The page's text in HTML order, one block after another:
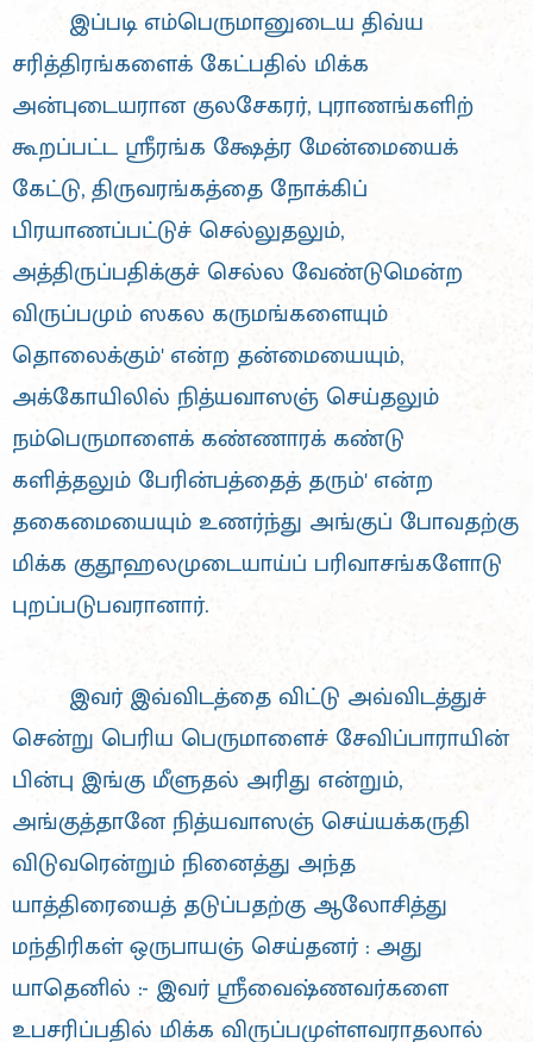
இப்படி எம்பெருமானுடைய திவ்ய
சரித்திரங்களைக் கேட்பதில் மிக்க
அன்புடையரான குலசேகரர், புராணங்களிற்
கூறப்பட்ட ஸ்ரீரங்க க்ஷேத்ர மேன்மையைக்
கேட்டு, திருவரங்கத்தை நோக்கிப்
பிரயாணப்பட்டுச் செல்லுதலும்,
அத்திருப்பதிக்குச் செல்ல வேண்டுமென்ற
விருப்பமும் ஸகல கருமங்களையும்
தொலைக்கும்' என்ற தன்மையையும்,
அக்கோயிலில் நித்யவாஸஞ் செய்தலும்
நம்பெருமாளைக் கண்ணாரக் கண்டு
களித்தலும் பேரின்பத்தைத் தரும்' என்ற
தகைமையையும் உணர்ந்து அங்குப் போவதற்கு
மிக்க குதூஹலமுடையாய்ப் பரிவாசங்களோடு
புறப்படுபவரானார்.
இவர் இவ்விடத்தை விட்டு அவ்விடத்துச்
சென்று பெரிய பெருமாளைச் சேவிப்பாராயின்
பின்பு இங்கு மீளுதல் அரிது என்றும்,
அங்குத்தானே நித்யவாஸஞ் செய்யக்கருதி
விடுவரென்றும் நினைத்து அந்த
யாத்திரையைத் தடுப்பதற்கு ஆலோசித்து
மந்திரிகள் ஒருபாயஞ் செய்தனர் : அது
யாதெனில் :- இவர் ஸ்ரீவைஷ்ணவர்களை
உபசரிப்பதில் மிக்க விருப்பமுள்ளவராதலால்